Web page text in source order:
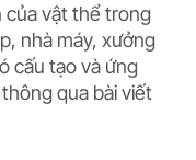
của vật thể trong
nhà máy, xưởng
cấu tạo và ứng
qua bài viết